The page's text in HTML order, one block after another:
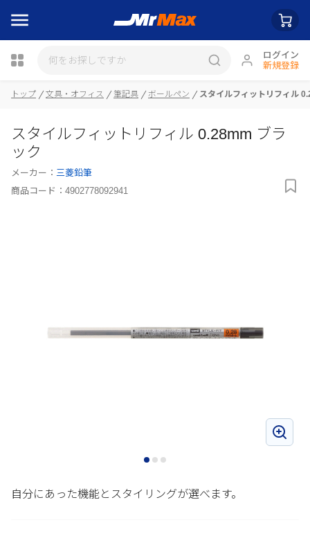
ログイン
新規登録
トップ 文具・オフィス 筆記具 ボールペン スタイルフィットリフィル
スタイルフィットリフィル 0.28mm ブラ
ック
メーカー： 三菱鉛筆
商品コード： 4902778092941
自分にあった機能とスタイリングが選べます。